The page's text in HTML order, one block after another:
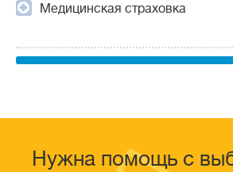
Медицинская страховка
Нужна помощь с